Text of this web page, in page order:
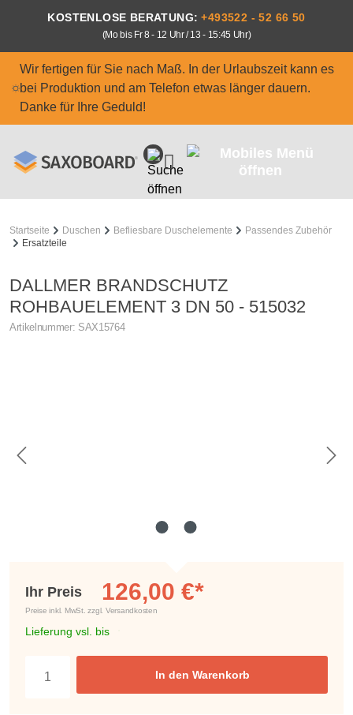
Zum Hauptinhalt springen
KOSTENLOSE BERATUNG: +493522 - 52 66 50
(Mo bis Fr 8 - 12 Uhr / 13 - 15:45 Uhr)
Wir fertigen für Sie nach Maß. In der Urlaubszeit kann es
bei Produktion und am Telefon etwas länger dauern.
Danke für Ihre Geduld!
Startseite Duschen Befliesbare Duschelemente
Passendes Zubehör
Ersatzteile
DALLMER BRANDSCHUTZ
ROHBAUELEMENT 3 DN 50 - 515032
Artikelnummer: SAX15764
Ihr Preis 126,00 €*
Preise inkl. MwSt. zzgl. Versandkosten
Lieferung vsl. bis
In den Warenkorb